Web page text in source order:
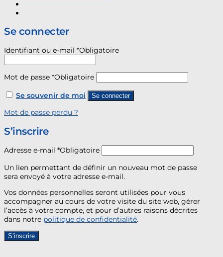
Se connecter
Identifiant ou e-mail *Obligatoire
Mot de passe *Obligatoire
Se souvenir de moi Se connecter
Mot de passe perdu ?
S’inscrire
Adresse e-mail *Obligatoire
Un lien permettant de définir un nouveau mot de passe
sera envoyé à votre adresse e-mail.
Vos données personnelles seront utilisées pour vous
accompagner au cours de votre visite du site web, gérer
l’accès à votre compte, et pour d’autres raisons décrites
dans notre politique de confidentialité.
S’inscrire